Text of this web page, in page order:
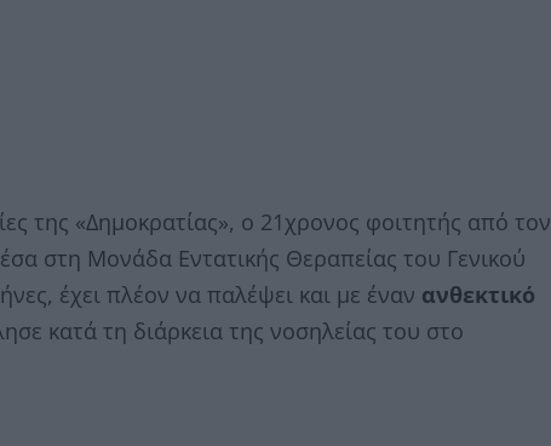
της «Δημοκρατίας», ο 21χρονος φοιτητής από τον
στη Μονάδα Εντατικής Θεραπείας του Γενικού
έχει πλέον να παλέψει και με έναν ανθεκτικό
κατά τη διάρκεια της νοσηλείας του στο